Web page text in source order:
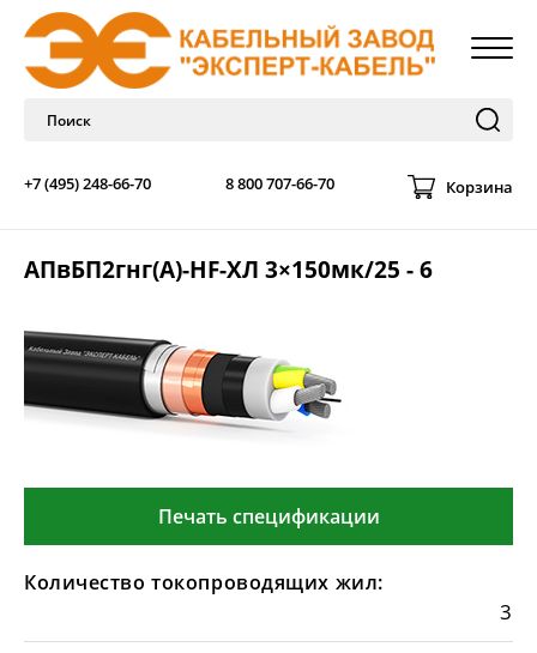
+7 (495) 248-66-70 8 800 707-66-70 Корзина
АПвБП2гнг(А)-HF-ХЛ 3×150мк/25 - 6
Печать спецификации
Количество токопроводящих жил:
3